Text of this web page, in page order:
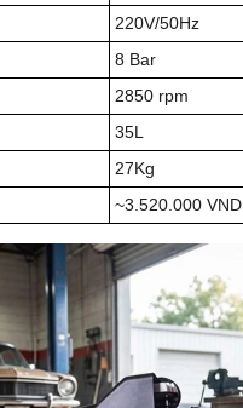
220V/50Hz
8 Bar
2850 rpm
35L
27Kg
~3.520.000 VND